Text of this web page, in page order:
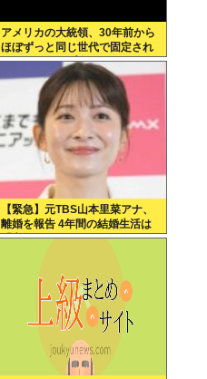
アメリカの大統領、30年前から
ほぼずっと同じ世代で固定され
てる（トランプ含む）。そらジ
ジイばっかりになるよ
【緊急】元TBS山本里菜アナ、
離婚を報告 4年間の結婚生活は
「宝物」